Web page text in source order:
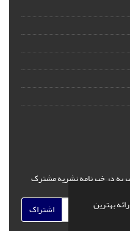
بهترین
در خبرنامه نشریه مشترک
اشتراک